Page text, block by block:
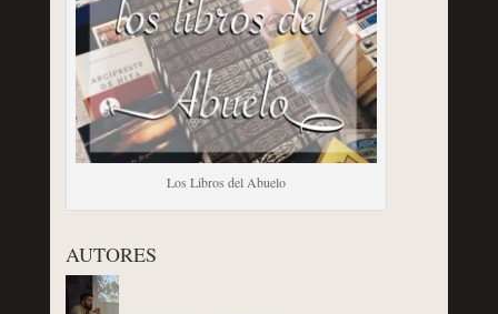
Los Libros del Abuelo
AUTORES